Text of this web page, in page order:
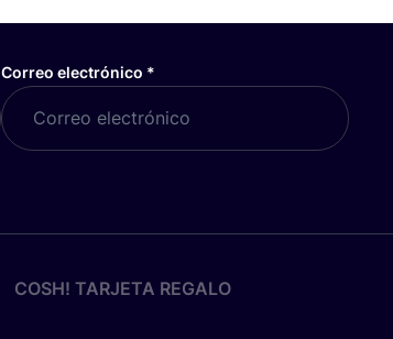
Correo electrónico *
COSH! TARJETA REGALO